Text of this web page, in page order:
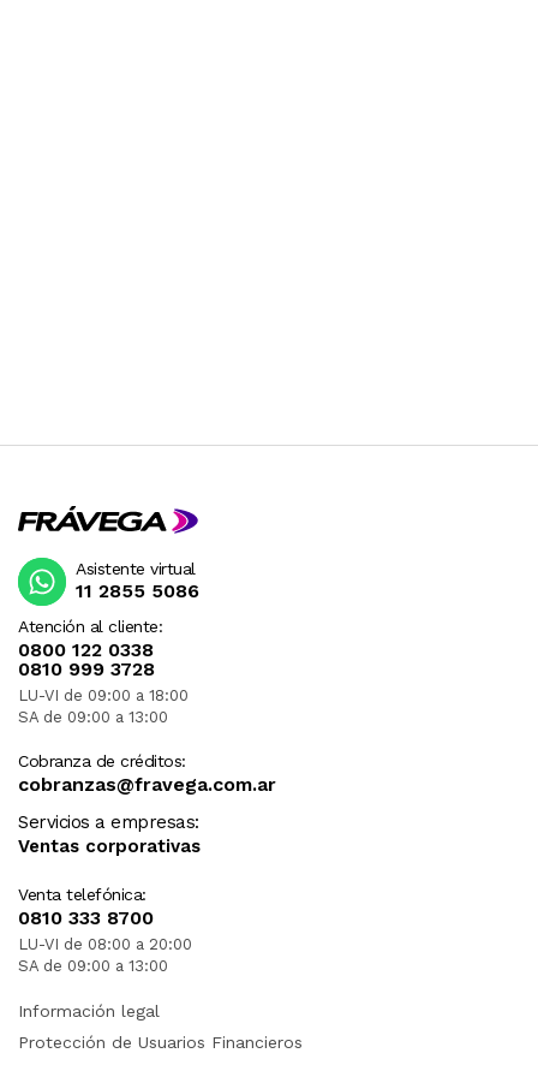
Atención al cliente:
0800 122 0338
0810 999 3728
LU-VI de 09:00 a 18:00
SA de 09:00 a 13:00
Cobranza de créditos:
cobranzas@fravega.com.ar
Servicios a empresas:
Ventas corporativas
Venta telefónica:
0810 333 8700
LU-VI de 08:00 a 20:00
SA de 09:00 a 13:00
Asistente virtual
11 2855 5086
Información legal
Protección de Usuarios Financieros